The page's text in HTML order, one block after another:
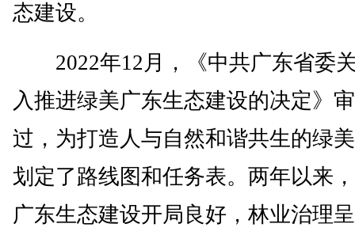
态建设。
2022年12月，《中共广东省委
入推进绿美广东生态建设的决定》
过，为打造人与自然和谐共生的绿
划定了路线图和任务表。两年以来
广东生态建设开局良好，林业治理